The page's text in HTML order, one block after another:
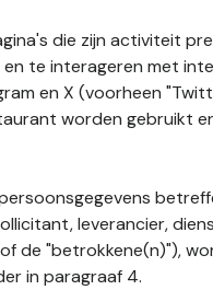
die zijn activiteit
te interageren met
en X (voorheen
worden gebruikt
leverancier,
de "betrokkene(n)"),
in paragraaf 4.